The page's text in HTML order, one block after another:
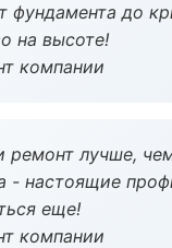
фундамента до
на высоте!
компании
ремонт лучше,
- настоящие
еще!
компании